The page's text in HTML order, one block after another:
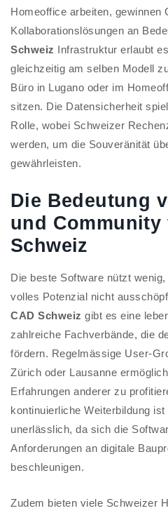
Homeoffice arbeiten, gewinnen
Kollaborationslösungen an
Schweiz Infrastruktur erlaubt
gleichzeitig am selben Modell
Büro in Lugano oder im
sitzen. Die Datensicherheit
Rolle, wobei Schweizer
werden, um die Souveränität
gewährleisten.
Die Bedeutung
und Community
Schweiz
Die beste Software nützt
volles Potenzial nicht
CAD Schweiz gibt es eine
zahlreiche Fachverbände, die
fördern. Regelmässige User-
Zürich oder Lausanne
Erfahrungen anderer zu
kontinuierliche Weiterbildung
unerlässlich, da sich die
Anforderungen an digitale
beschleunigen.
Zudem bieten viele Schweizer